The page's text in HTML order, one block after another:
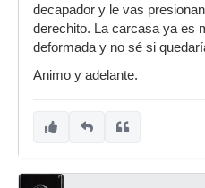
decapador y le vas
derechito. La carcasa ya es
deformada y no sé si
Animo y adelante.